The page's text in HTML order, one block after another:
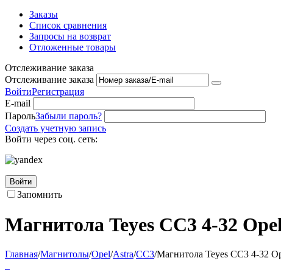
Заказы
Список сравнения
Запросы на возврат
Отложенные товары
Отслеживание заказа
Отслеживание заказа
ВойтиРегистрация
E-mail
ПарольЗабыли пароль?
Создать учетную запись
Войти через соц. сеть:
Войти
Запомнить
Магнитола Teyes CC3 4-32
Главная/Магнитолы/Opel/Astra/CC3/Магнитола Teyes CC3 4-32